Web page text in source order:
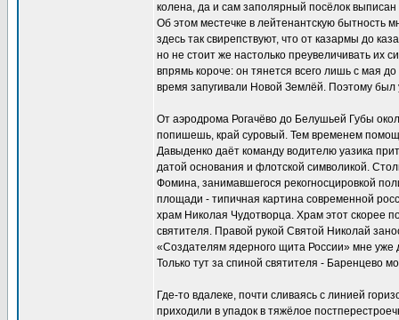
колена, да и сам заполярный посёлок выписан
Об этом местечке в лейтенантскую бытность
здесь так свирепствуют, что от казармы до
но не стоит же настолько преувеличивать их
впрямь короче: он тянется всего лишь с мая
время запугивали Новой Землёй. Поэтому
От аэродрома Рогачёво до Белушьей Губы
попишешь, край суровый. Тем временем
Давыденко даёт команду водителю уазика
датой основания и флотской символикой.
Фомина, занимавшегося рекогносцировкой
площади - типичная картина современной
храм Николая Чудотворца. Храм этот скорее
святителя. Правой рукой Святой Николай
«Создателям ядерного щита России» мне уже
Только тут за спиной святителя - Баренцево
Где-то вдалеке, почти сливаясь с линией
приходили в упадок в тяжёлое